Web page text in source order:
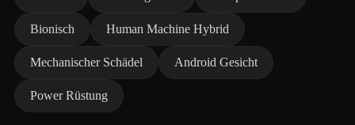
Bionisch Human Machine Hybrid
Mechanischer Schädel Android Gesicht
Power Rüstung